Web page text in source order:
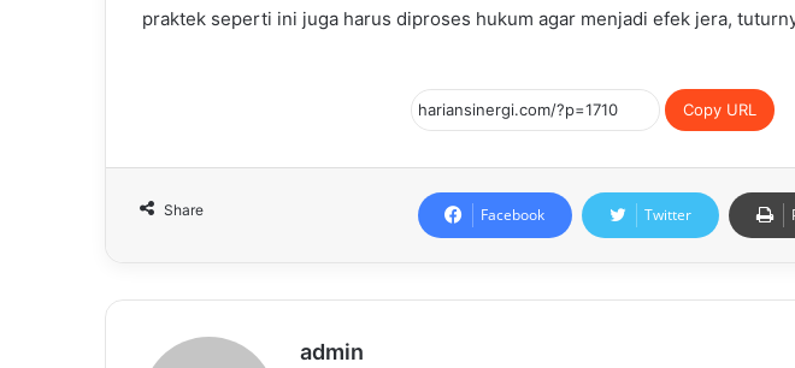
praktek seperti ini juga harus diproses hukum agar menjadi efek jera,
Copy URL
Share Facebook Twitter
admin